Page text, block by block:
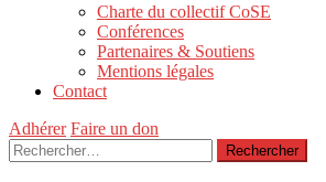
Charte du collectif CoSE
Conférences
Partenaires & Soutiens
Mentions légales
Contact
Adhérer Faire un don
Rechercher :